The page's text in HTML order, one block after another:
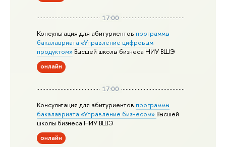
17:00
Консультация для абитуриентов программы
бакалавриата «Управление цифровым
продуктом» Высшей школы бизнеса НИУ ВШЭ
онлайн
17:00
Консультация для абитуриентов программы
бакалавриата «Управление бизнесом» Высшей
школы бизнеса НИУ ВШЭ
онлайн